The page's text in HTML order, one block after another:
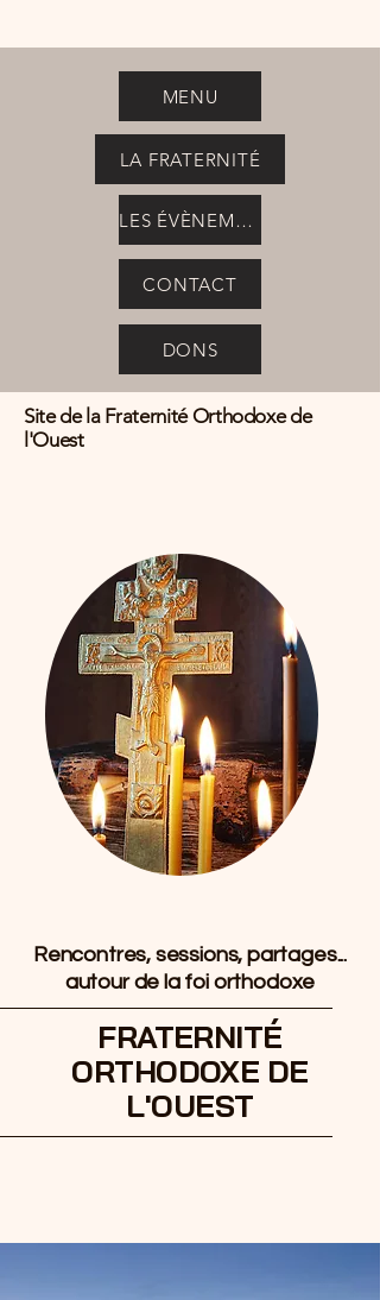
MENU
LA FRATERNITÉ
LES ÉVÈNEMENTS
CONTACT
DONS
Site de la Fraternité Orthodoxe de
l'Ouest
Rencontres, sessions, partages...
autour de la foi orthodoxe
FRATERNITÉ
ORTHODOXE DE
L'OUEST